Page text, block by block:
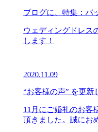
ブログに、特集：バ
ウェディングドレス
します！
2020.11.09
“お客様の声” を更新
11月にご婚礼のお客
頂きました。誠にお